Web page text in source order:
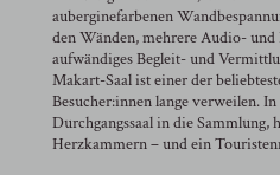
auberginefarbenen
den Wänden, mehrere Audio-
aufwändiges Begleit- und
Makart-Saal ist einer der
Besucher:innen lange verweilen.
Durchgangssaal in die Sammlung,
Herzkammern – und ein